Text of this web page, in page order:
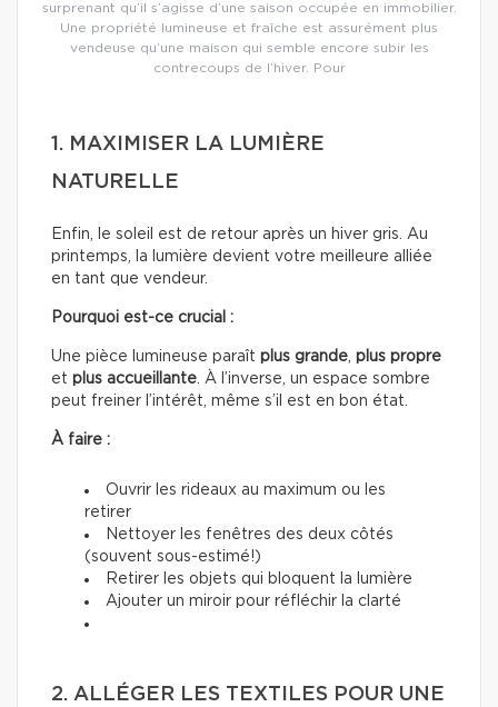
surprenant qu’il s’agisse d’une saison occupée en immobilier.
Une propriété lumineuse et fraîche est assurément plus
vendeuse qu’une maison qui semble encore subir les
contrecoups de l’hiver. Pour
1. MAXIMISER LA LUMIÈRE
NATURELLE
Enfin, le soleil est de retour après un hiver gris. Au
printemps, la lumière devient votre meilleure alliée
en tant que vendeur.
Pourquoi est-ce crucial :
Une pièce lumineuse paraît plus grande, plus propre
et plus accueillante. À l’inverse, un espace sombre
peut freiner l’intérêt, même s’il est en bon état.
À faire :
Ouvrir les rideaux au maximum ou les
retirer
Nettoyer les fenêtres des deux côtés
(souvent sous-estimé!)
Retirer les objets qui bloquent la lumière
Ajouter un miroir pour réfléchir la clarté
2. ALLÉGER LES TEXTILES POUR UNE